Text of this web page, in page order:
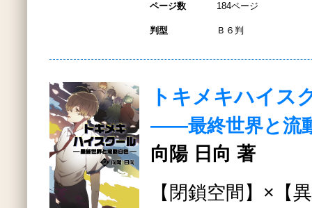
ページ数 184ページ
判型 Ｂ６判
トキメキハイス
――最終世界と流
向陽 日向 著
【閉鎖空間】×【